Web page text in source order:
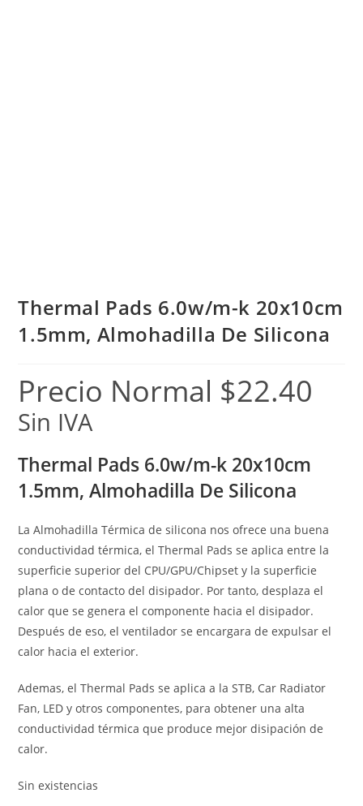
Thermal Pads 6.0w/m-k 20x10cm
1.5mm, Almohadilla De Silicona
Precio Normal $22.40
Sin IVA
Thermal Pads 6.0w/m-k 20x10cm
1.5mm, Almohadilla De Silicona
La Almohadilla Térmica de silicona nos ofrece una buena
conductividad térmica, el Thermal Pads se aplica entre la
superficie superior del CPU/GPU/Chipset y la superficie
plana o de contacto del disipador. Por tanto, desplaza el
calor que se genera el componente hacia el disipador.
Después de eso, el ventilador se encargara de expulsar el
calor hacia el exterior.
Ademas, el Thermal Pads se aplica a la STB, Car Radiator
Fan, LED y otros componentes, para obtener una alta
conductividad térmica que produce mejor disipación de
calor.
Sin existencias